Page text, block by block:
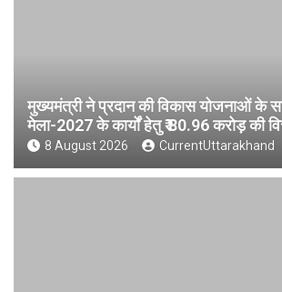
मुख्यमंत्री ने प्रदान की विकास योजनाओं के
मेला-2027 के कार्यों हेतु ₹ 80.96 करोड़ की
8 August 2026 CurrentUttarakhand